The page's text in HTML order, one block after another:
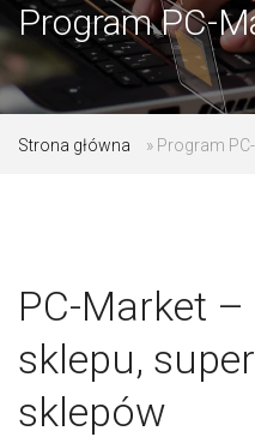
Program PC-
Strona główna » Program
PC-Market
sklepu,
sklepów